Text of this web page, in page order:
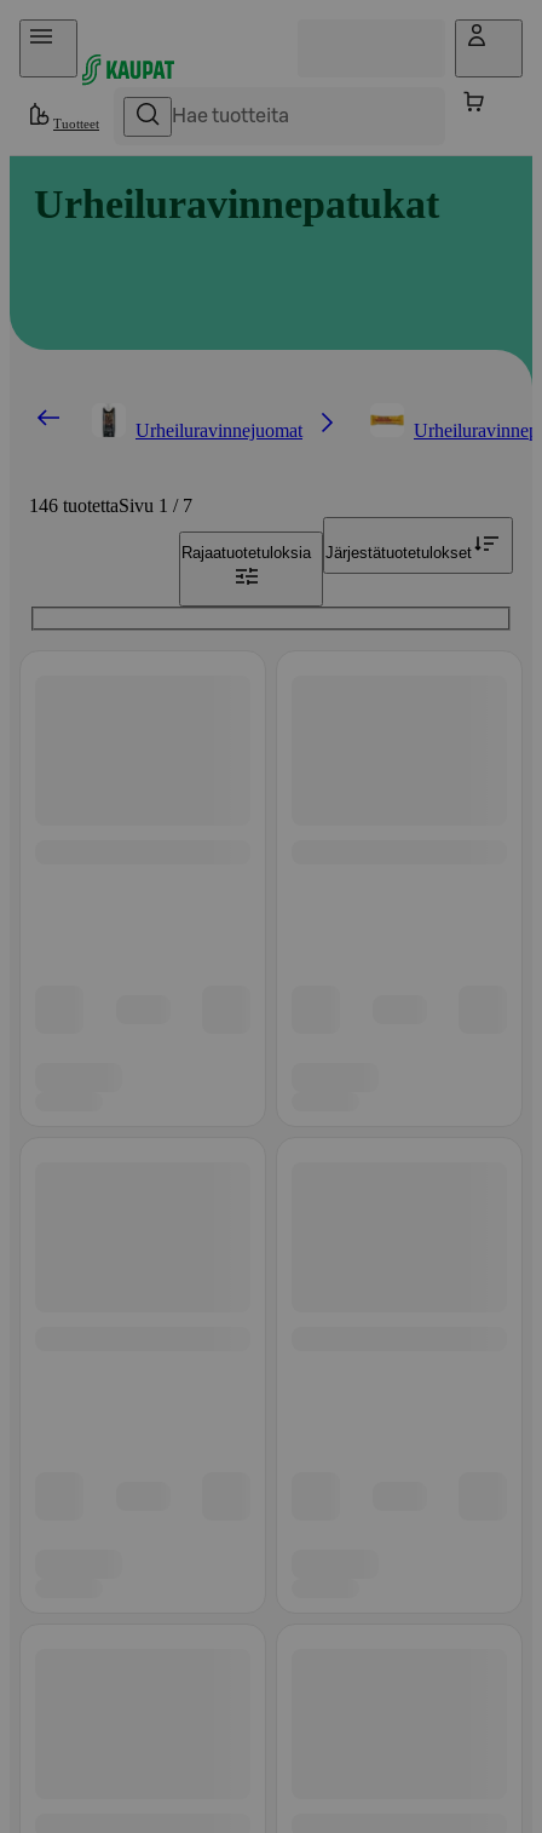
Hyppää sisältöön
Tuotteet
Urheiluravinnepatukat
Urheiluravinnejuomat
146 tuotettaSivu 1 / 7
Rajaatuotetuloksia Järjestätuotetulokset